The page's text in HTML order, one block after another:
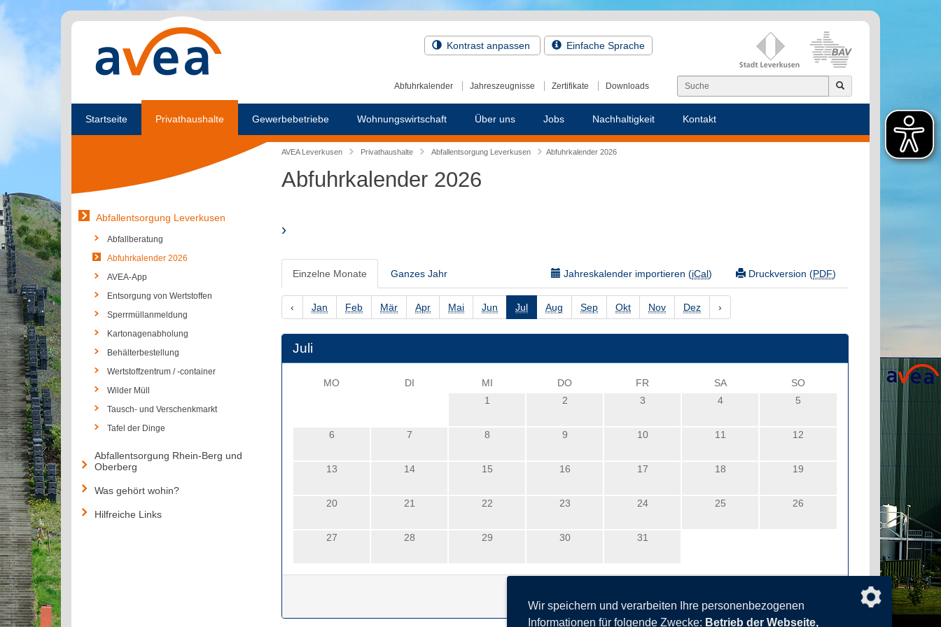
Kontrast anpassen Einfache Sprache
Abfuhrkalender Jahreszeugnisse Zertifikate Downloads
Startseite Privathaushalte Gewerbebetriebe Wohnungswirtschaft Über uns Jobs Nachhaltigkeit Kontakt
AVEA Leverkusen Privathaushalte Abfallentsorgung Leverkusen Abfuhrkalender 2026
Abfuhrkalender 2026
›
Einzelne Monate Ganzes Jahr Druckversion (PDF)
Jahreskalender importieren (iCal)
‹ Jan Feb Mär Apr Mai Jun Jul Aug Sep Okt Nov Dez ›
Juli
MO DI MI DO FR SA
SO
1
2 3 4 5
6 7 8 9 10 11 12
13 14 15 16 17 18 19
20 21 22 23 24 25 26
27 28 29 30 31
Abfallentsorgung Leverkusen
Abfallberatung
Abfuhrkalender 2026
AVEA-App
Entsorgung von Wertstoffen
Sperrmüllanmeldung
Kartonagenabholung
Behälterbestellung
Wertstoffzentrum / -container
Wilder Müll
Tausch- und Verschenkmarkt
Tafel der Dinge
Abfallentsorgung Rhein-Berg und
Oberberg
Was gehört wohin?
Hilfreiche Links
Wir speichern und verarbeiten Ihre personenbezogenen
Informationen für folgende Zwecke: Betrieb der Webseite,